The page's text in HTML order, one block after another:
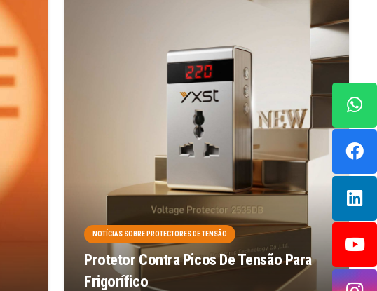
NOTÍCIAS SOBRE PROTECTORES DE TENSÃO
Protetor Contra Picos De Tensão Para
Frigorífico